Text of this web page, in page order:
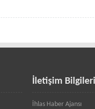
İletişim Bilgileri
İhlas Haber Ajansı